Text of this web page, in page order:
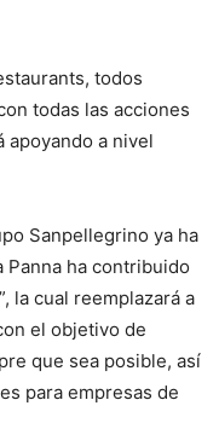
todos
todas las acciones
apoyando a nivel
Sanpellegrino ya ha
Panna ha contribuido
”, la cual reemplazará a
el objetivo de
que sea posible, así
para empresas de